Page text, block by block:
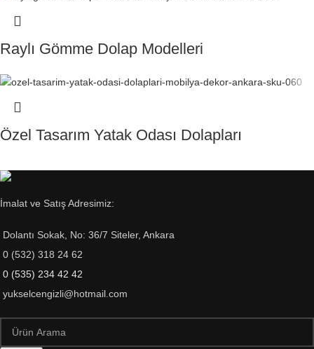
Raylı Gömme Dolap Modelleri
Özel Tasarım Yatak Odası Dolapları
İmalat ve Satış Adresimiz:
Dolantı Sokak, No: 36/7 Siteler, Ankara
0 (532) 318 24 62
0 (535) 234 42 42
yukselcengizli@hotmail.com